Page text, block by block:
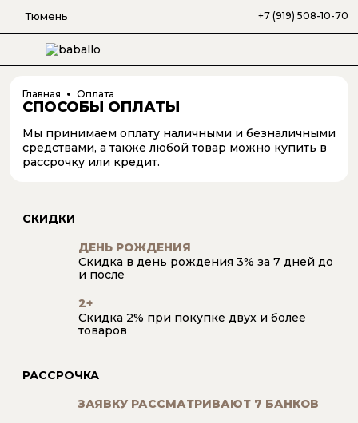
Тюмень +7 (919) 508-10-70
Главная Оплата
СПОСОБЫ ОПЛАТЫ
Мы принимаем оплату наличными и безналичными
средствами, а также любой товар можно купить в
рассрочку или кредит.
СКИДКИ
ДЕНЬ РОЖДЕНИЯ
Скидка в день рождения 3% за 7 дней до
и после
2+
Скидка 2% при покупке двух и более
товаров
РАССРОЧКА
ЗАЯВКУ РАССМАТРИВАЮТ 7 БАНКОВ